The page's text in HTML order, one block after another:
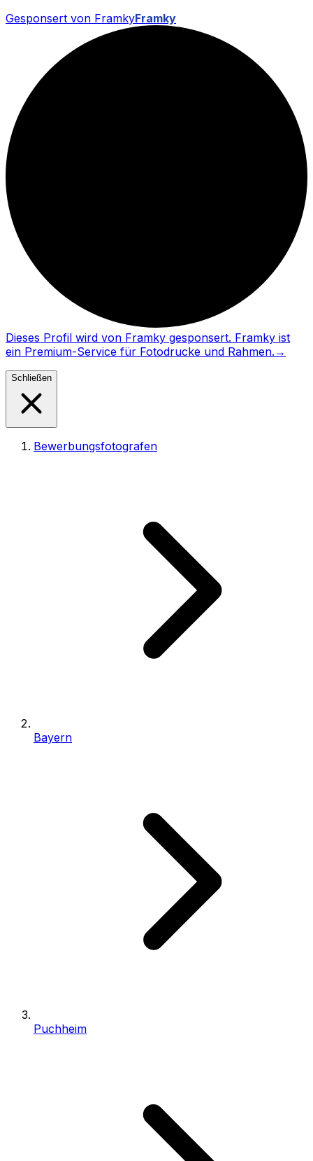
Gesponsert von FramkyFramky
Dieses Profil wird von Framky gesponsert. Framky ist
ein Premium-Service für Fotodrucke und Rahmen. →
Schließen
Bewerbungsfotografen
Bayern
Puchheim